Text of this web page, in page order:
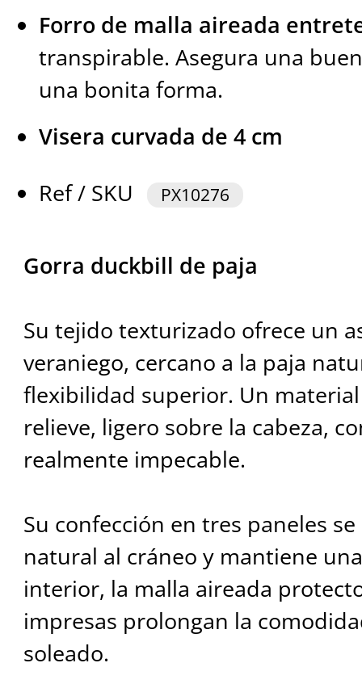
Forro de malla aireada
transpirable. Asegura una
una bonita forma.
Visera curvada de 4 cm
Ref / SKU
PX10276
Gorra duckbill de paja
Su tejido texturizado ofrece un
veraniego, cercano a la paja
flexibilidad superior. Un
relieve, ligero sobre la cabeza,
realmente impecable.
Su confección en tres paneles
natural al cráneo y mantiene
interior, la malla aireada
impresas prolongan la
soleado.